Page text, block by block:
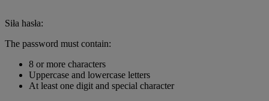
Siła hasła:
The password must contain:
8 or more characters
Uppercase and lowercase letters
At least one digit and special character